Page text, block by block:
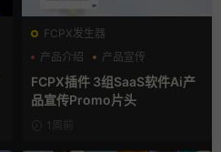
FCPX发生器
产品介绍
产品宣传
产品展示
FCPX插件 3组SaaS软件Ai产
品宣传Promo片头
1周前